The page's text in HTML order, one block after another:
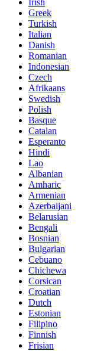
Irish
Greek
Turkish
Italian
Danish
Romanian
Indonesian
Czech
Afrikaans
Swedish
Polish
Basque
Catalan
Esperanto
Hindi
Lao
Albanian
Amharic
Armenian
Azerbaijani
Belarusian
Bengali
Bosnian
Bulgarian
Cebuano
Chichewa
Corsican
Croatian
Dutch
Estonian
Filipino
Finnish
Frisian